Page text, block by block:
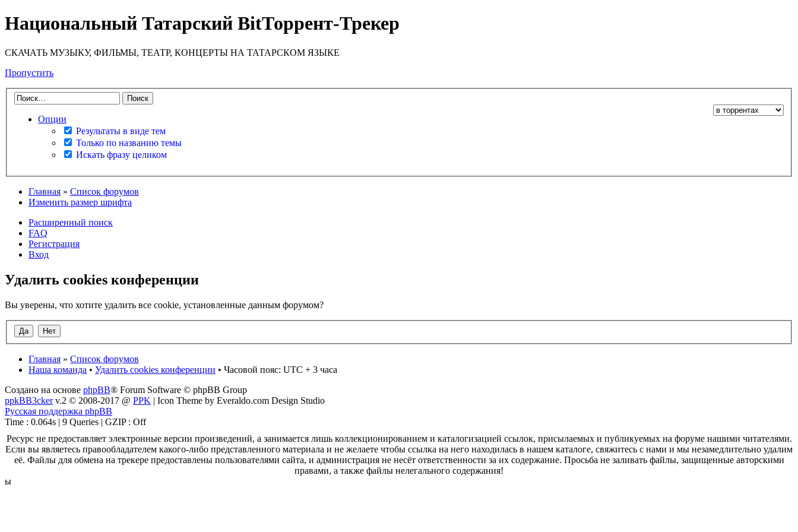
Национальный Татарский BitТоррент-Трекер
СКАЧАТЬ МУЗЫКУ, ФИЛЬМЫ, ТЕАТР, КОНЦЕРТЫ НА ТАТАРСКОМ ЯЗЫКЕ
Пропустить
Опции
Результаты в виде тем
Только по названию темы
Искать фразу целиком
Главная » Список форумов
Изменить размер шрифта
Расширенный поиск
FAQ
Регистрация
Вход
Удалить cookies конференции
Вы уверены, что хотите удалить все cookie, установленные данным форумом?
Главная » Список форумов
Наша команда • Удалить cookies конференции • Часовой пояс: UTC + 3 часа
Создано на основе phpBB® Forum Software © phpBB Group
ppkBB3ckerv.2 © 2008-2017 @ PPK | Icon Theme by Everaldo.com Design Studio
Русская поддержка phpBB
Time : 0.064s | 9 Queries | GZIP : Off
Ресурс не предоставляет электронные версии произведений, а занимается лишь коллекционированием и каталогизацией ссылок, присылаемых и публикуемых на форуме нашими читателями.
Если вы являетесь правообладателем какого-либо представленного материала и не желаете чтобы ссылка на него находилась в нашем каталоге, свяжитесь с нами и мы незамедлительно удалим
её. Файлы для обмена на трекере предоставлены пользователями сайта, и администрация не несёт ответственности за их содержание. Просьба не заливать файлы, защищенные авторскими
правами, а также файлы нелегального содержания!
ы